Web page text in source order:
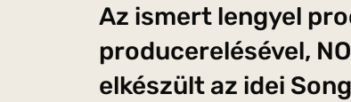
Az ismert lengyel
producerelésével,
elkészült az idei